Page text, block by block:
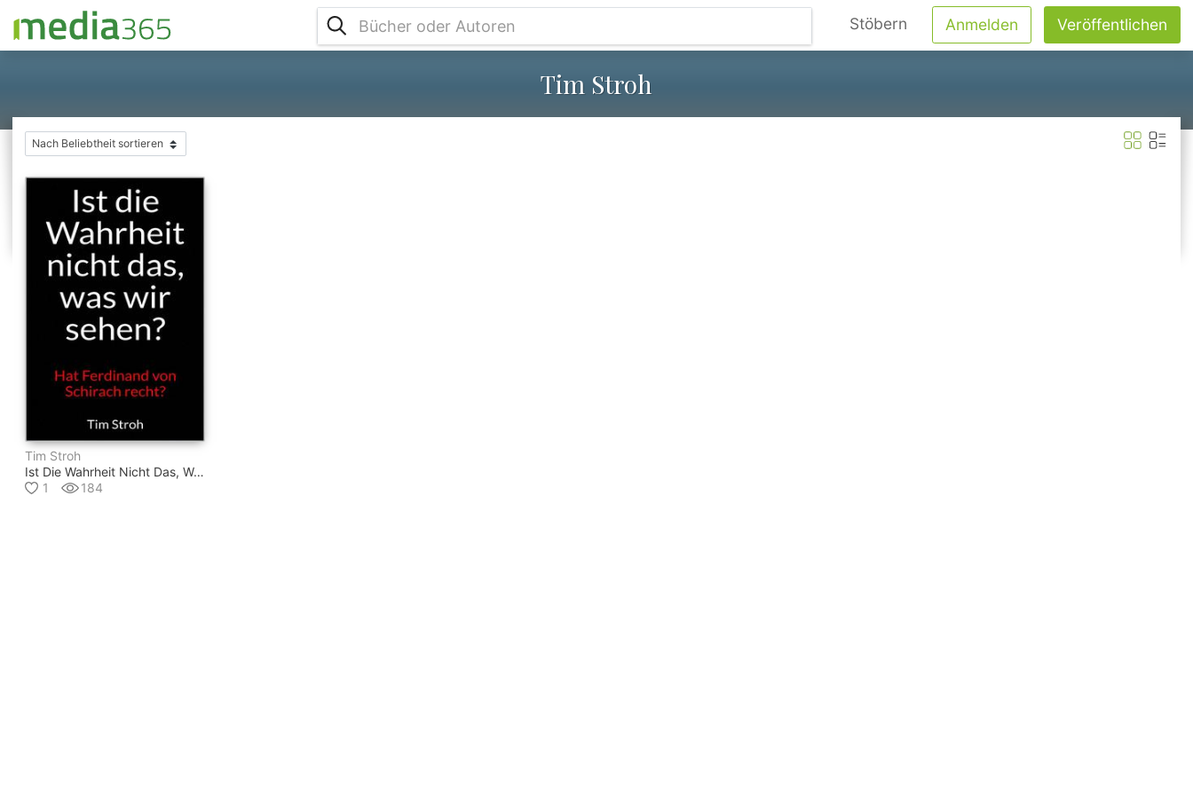
Stöbern Anmelden Veröffentlichen
Tim Stroh
Tim Stroh
Ist Die Wahrheit Nicht Das, Was Wir Sehen?
1
184